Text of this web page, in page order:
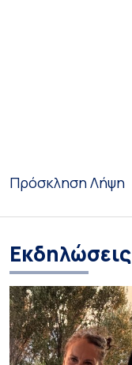
ΠρόσκλησηΛήψη
Εκδηλώσεις